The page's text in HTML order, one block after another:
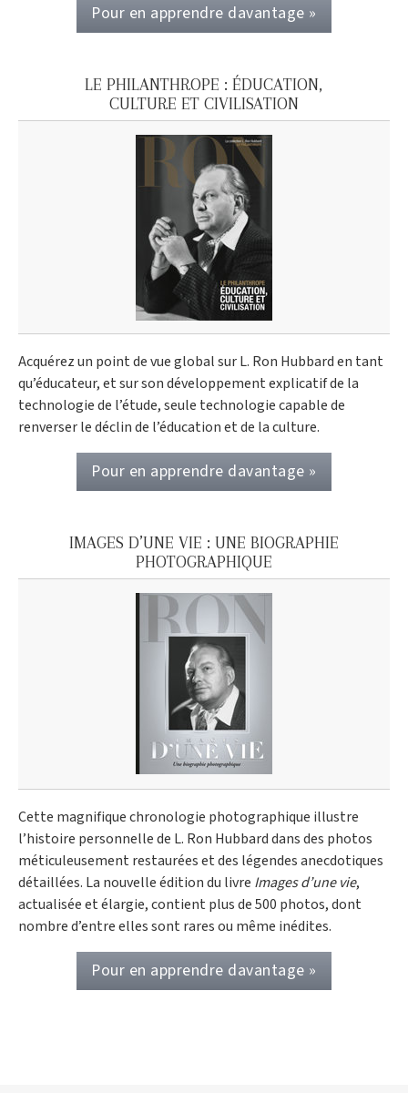
Pour en apprendre davantage »
LE PHILANTHROPE : ÉDUCATION,
CULTURE ET CIVILISATION
Acquérez un point de vue global sur L. Ron Hubbard en tant
qu’éducateur, et sur son développement explicatif de la
technologie de l’étude, seule technologie capable de
renverser le déclin de l’éducation et de la culture.
Pour en apprendre davantage »
IMAGES D’UNE VIE : UNE BIOGRAPHIE
PHOTOGRAPHIQUE
Cette magnifique chronologie photographique illustre
l’histoire personnelle de L. Ron Hubbard dans des photos
méticuleusement restaurées et des légendes anecdotiques
détaillées. La nouvelle édition du livre Images d’une vie,
actualisée et élargie, contient plus de 500 photos, dont
nombre d’entre elles sont rares ou même inédites.
Pour en apprendre davantage »